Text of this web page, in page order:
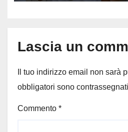
Lascia un
Il tuo indirizzo email non sarà
obbligatori sono contrassegnati
Commento *